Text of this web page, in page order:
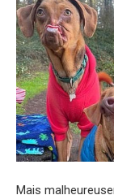
Mais